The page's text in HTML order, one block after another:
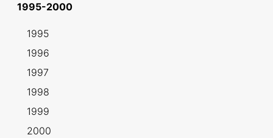
1995-2000
1995
1996
1997
1998
1999
2000